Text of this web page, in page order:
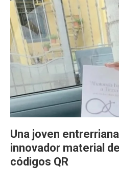
Una joven
innovador material
códigos QR